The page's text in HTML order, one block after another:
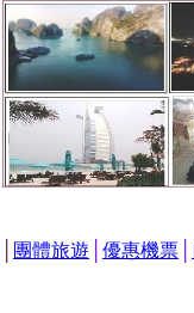
團體旅遊 優惠機票